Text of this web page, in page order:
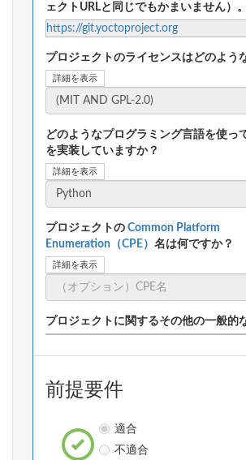
ェクトURLと同じでもかまいません）。
https://git.yoctoproject.org
プロジェクトのライセンスはどのよう
詳細を表示
どのようなプログラミング言語を使っ
を実装していますか？
詳細を表示
プロジェクトの Common Platform
Enumeration（CPE） 名は何ですか？
詳細を表示
プロジェクトに関するその他の一般的
前提要件
適合
不適合